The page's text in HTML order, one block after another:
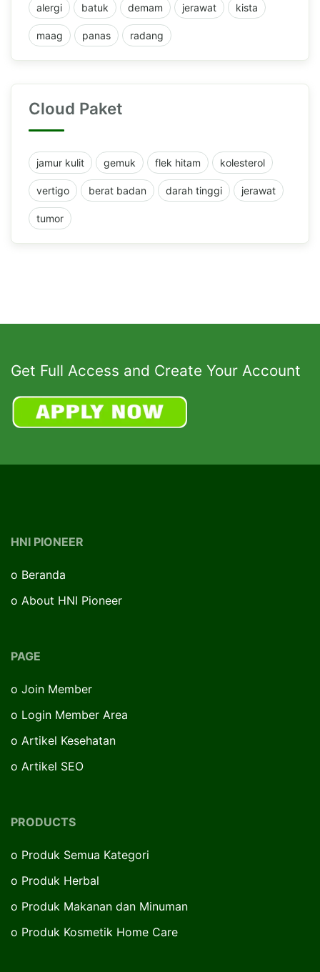
alergi batuk demam jerawat kista
maag panas radang
Cloud Paket
jamur kulit gemuk flek hitam kolesterol
vertigo berat badan darah tinggi jerawat
tumor
Get Full Access and Create Your Account
HNI PIONEER
o Beranda
o About HNI Pioneer
PAGE
o Join Member
o Login Member Area
o Artikel Kesehatan
o Artikel SEO
PRODUCTS
o Produk Semua Kategori
o Produk Herbal
o Produk Makanan dan Minuman
o Produk Kosmetik Home Care